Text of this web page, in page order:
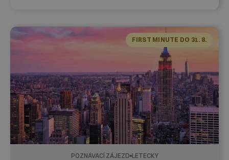
FIRST MINUTE DO 31. 8.
POZNÁVACÍ ZÁJEZD LETECKY